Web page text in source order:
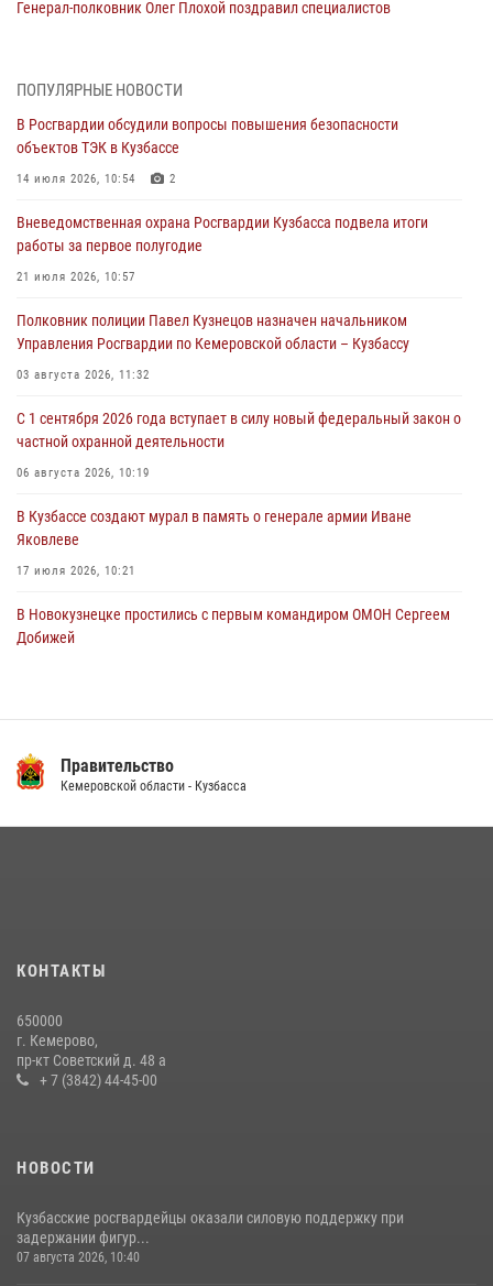
Генерал-полковник Олег Плохой поздравил специалистов
07 августа 2026, 05:32
С 1 сентября 2026 года вступает в силу новый федеральный закон о
частной охранной деятельности
06 августа 2026, 10:19
Росгвардейцы задержали предполагаемого виновника причинения
ножевого ранения кемеровчанину
06 августа 2026, 09:18
Росгвардейцы задержали мужчину, повредившего имущество
горожанки
06 августа 2026, 08:17
Росгвардейцы пресекли противоправные действия и защитили
новокузнечанку от агрессивного знакомого
06 августа 2026, 07:16
ПОПУЛЯРНЫЕ НОВОСТИ
В Росгвардии обсудили вопросы повышения безопасности
объектов ТЭК в Кузбассе
14 июля 2026, 10:54 2
Вневедомственная охрана Росгвардии Кузбасса подвела итоги
работы за первое полугодие
21 июля 2026, 10:57
Полковник полиции Павел Кузнецов назначен начальником
Управления Росгвардии по Кемеровской области – Кузбассу
03 августа 2026, 11:32
С 1 сентября 2026 года вступает в силу новый федеральный закон о
частной охранной деятельности
06 августа 2026, 10:19
В Кузбассе создают мурал в память о генерале армии Иване
Яковлеве
17 июля 2026, 10:21
В Новокузнецке простились с первым командиром ОМОН Сергеем
Добижей
14 июля 2026, 08:52 1
20 июля 2026, 10:54
с покупками
20 июля 2026, 08:52
Правительство
Кемеровской области - Кузбасса
КОНТАКТЫ
650000
г. Кемерово,
пр-кт Советский д. 48 а
+ 7 (3842) 44-45-00
НОВОСТИ
Кузбасские росгвардейцы оказали силовую поддержку при
задержании фигур...
07 августа 2026, 10:40